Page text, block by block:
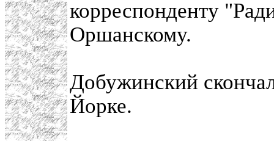
корреспонденту
Оршанскому.
Добужинский
Йорке.